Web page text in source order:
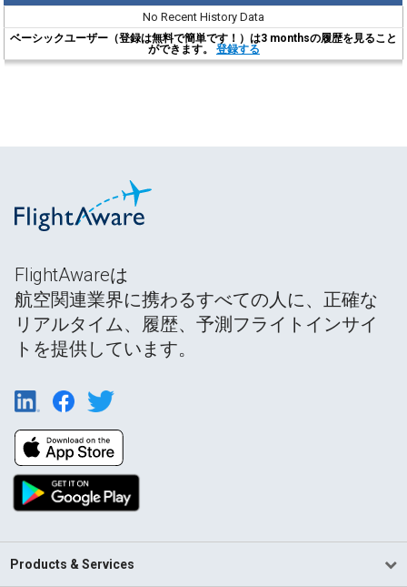
No Recent History Data
ベーシックユーザー（登録は無料で簡単です！）は3 monthsの履歴を見ること
ができます。 登録する
FlightAwareは
航空関連業界に携わるすべての人に、正確な
リアルタイム、履歴、予測フライトインサイ
トを提供しています。
Products & Services